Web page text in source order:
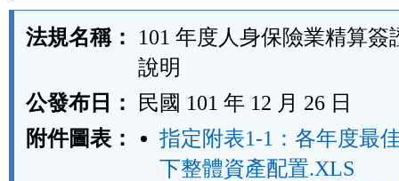
法規名稱：
101 年度人身保險業精算簽
說明
公發布日：
民國 101 年 12 月 26 日
附件圖表：
指定附表1-1：各年度最
下整體資產配置.XLS